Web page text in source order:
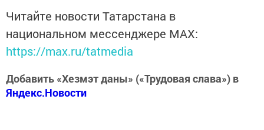
Читайте новости Татарстана в
национальном мессенджере MАХ:
https://max.ru/tatmedia
Добавить «Хезмэт даны» («Трудовая слава») в
Яндекс.Новости